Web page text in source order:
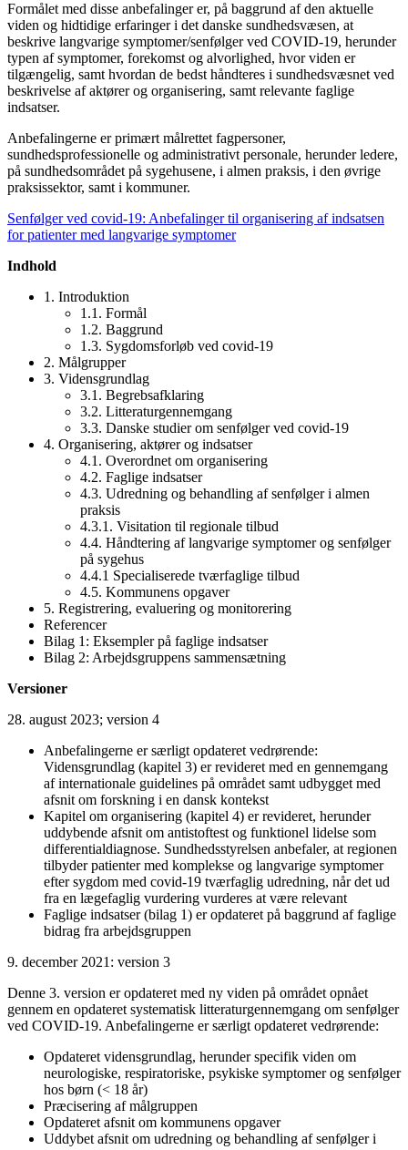
Formålet med disse anbefalinger er, på baggrund af den aktuelle
viden og hidtidige erfaringer i det danske sundhedsvæsen, at
beskrive langvarige symptomer/senfølger ved COVID-19, herunder
typen af symptomer, forekomst og alvorlighed, hvor viden er
tilgængelig, samt hvordan de bedst håndteres i sundhedsvæsnet ved
beskrivelse af aktører og organisering, samt relevante faglige
indsatser.
Anbefalingerne er primært målrettet fagpersoner,
sundhedsprofessionelle og administrativt personale, herunder ledere,
på sundhedsområdet på sygehusene, i almen praksis, i den øvrige
praksissektor, samt i kommuner.
Senfølger ved covid-19: Anbefalinger til organisering af indsatsen
for patienter med langvarige symptomer
Indhold
1. Introduktion
1.1. Formål
1.2. Baggrund
1.3. Sygdomsforløb ved covid-19
2. Målgrupper
3. Vidensgrundlag
3.1. Begrebsafklaring
3.2. Litteraturgennemgang
3.3. Danske studier om senfølger ved covid-19
4. Organisering, aktører og indsatser
4.1. Overordnet om organisering
4.2. Faglige indsatser
4.3. Udredning og behandling af senfølger i almen
praksis
4.3.1. Visitation til regionale tilbud
4.4. Håndtering af langvarige symptomer og senfølger
på sygehus
4.4.1 Specialiserede tværfaglige tilbud
4.5. Kommunens opgaver
5. Registrering, evaluering og monitorering
Referencer
Bilag 1: Eksempler på faglige indsatser
Bilag 2: Arbejdsgruppens sammensætning
Versioner
28. august 2023; version 4
Anbefalingerne er særligt opdateret vedrørende:
Vidensgrundlag (kapitel 3) er revideret med en gennemgang
af internationale guidelines på området samt udbygget med
afsnit om forskning i en dansk kontekst
Kapitel om organisering (kapitel 4) er revideret, herunder
uddybende afsnit om antistoftest og funktionel lidelse som
differentialdiagnose. Sundhedsstyrelsen anbefaler, at regionen
tilbyder patienter med komplekse og langvarige symptomer
efter sygdom med covid-19 tværfaglig udredning, når det ud
fra en lægefaglig vurdering vurderes at være relevant
Faglige indsatser (bilag 1) er opdateret på baggrund af faglige
bidrag fra arbejdsgruppen
9. december 2021: version 3
Denne 3. version er opdateret med ny viden på området opnået
gennem en opdateret systematisk litteraturgennemgang om senfølger
ved COVID-19. Anbefalingerne er særligt opdateret vedrørende:
Opdateret vidensgrundlag, herunder specifik viden om
neurologiske, respiratoriske, psykiske symptomer og senfølger
hos børn (< 18 år)
Præcisering af målgruppen
Opdateret afsnit om kommunens opgaver
Uddybet afsnit om udredning og behandling af senfølger i